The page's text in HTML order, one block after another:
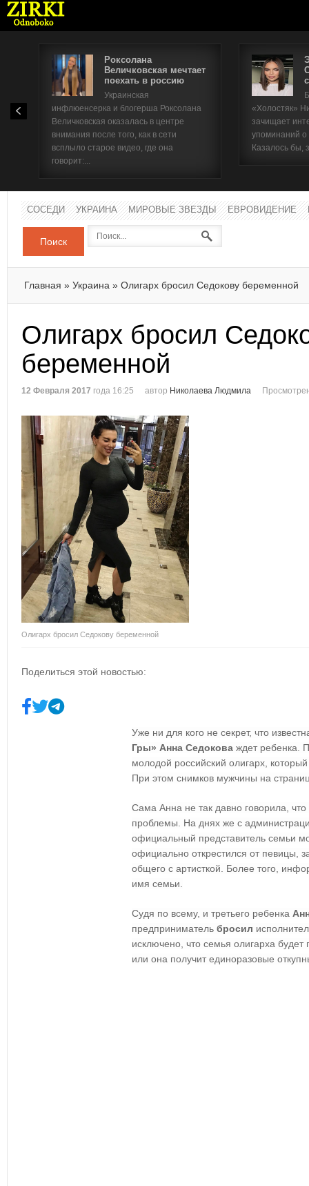
Роксолана
Величковская мечтает
поехать в россию
Украинская
инфлюенсерка и блогерша Роксолана
Величковская оказалась в центре
внимания после того, как в сети
всплыло старое видео, где она
говорит:...
«Холостяк»
зачищает
упоминаний
Казалось бы,
СОСЕДИ УКРАИНА МИРОВЫЕ ЗВЕЗДЫ ЕВРОВИДЕНИЕ
Поиск
Главная » Украина » Олигарх бросил Седокову беременной
Олигарх бросил
беременной
12 Февраля 2017 года 16:25 автор Николаева Людмила
Олигарх бросил Седокову беременной
Поделиться этой новостью:
Уже ни для кого не секрет, что
Гры» Анна Седокова ждет ребенка.
молодой российский олигарх,
При этом снимков мужчины на
Сама Анна не так давно говорила,
проблемы. На днях же с
официальный представитель семьи
официально открестился от певицы,
общего с артисткой. Более того,
имя семьи.
Судя по всему, и третьего ребенка
предприниматель бросил
исключено, что семья олигарха
или она получит единоразовые
Имя